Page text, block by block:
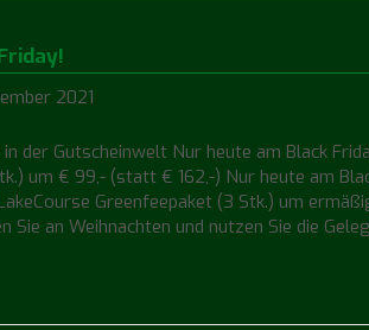
2021
in der Gutscheinwelt Nur heute am Black
um € 99,- (statt € 162,-) Nur heute am
Greenfeepaket (3 Stk.) um
Sie an Weihnachten und nutzen Sie die